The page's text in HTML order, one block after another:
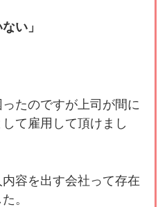
い」
たのですが上司が間に
て雇用して頂けまし
容を出す会社って存在
。